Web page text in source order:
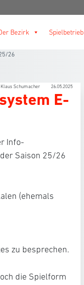
Bezirk Spielbetrieb
26
Schumacher 26.05.2025
E-
Info-
Saison 25/26
(ehemals
zu besprechen.
die Spielform